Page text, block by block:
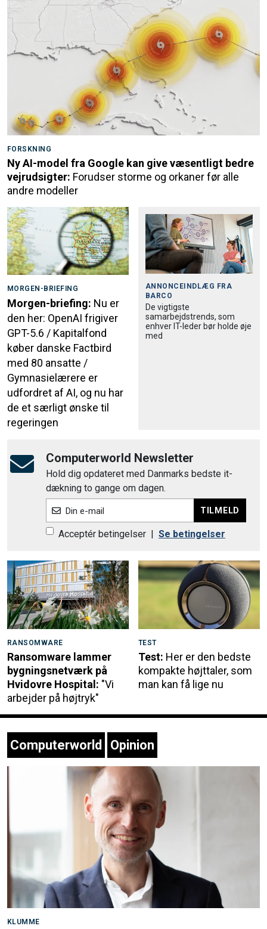
FORSKNING
Ny AI-model fra Google kan give væsentligt bedre
vejrudsigter: Forudser storme og orkaner før alle
andre modeller
MORGEN-BRIEFING
Morgen-briefing: Nu er
den her: OpenAI frigiver
GPT-5.6 / Kapitalfond
køber danske Factbird
med 80 ansatte /
Gymnasielærere er
udfordret af AI, og nu har
de et særligt ønske til
regeringen
ANNONCEINDLÆG FRA
BARCO
De vigtigste
samarbejdstrends, som
enhver IT-leder bør holde øje
med
Computerworld Newsletter
Hold dig opdateret med Danmarks bedste it-
dækning to gange om dagen.
Din e-mail TILMELD
Acceptér betingelser Se betingelser
RANSOMWARE
Ransomware lammer
bygningsnetværk på
Hvidovre Hospital: "Vi
arbejder på højtryk"
TEST
Test: Her er den bedste
kompakte højttaler, som
man kan få lige nu
Computerworld Opinion
KLUMME